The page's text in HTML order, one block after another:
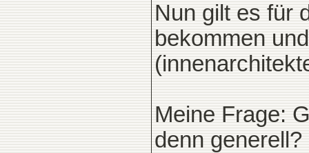
Nun gilt es für
bekommen
Meine Frage:
denn